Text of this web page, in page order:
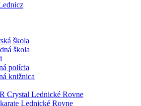
škola
škola
polícia
knižnica
Crystal Lednické Rovne
Lednické Rovne